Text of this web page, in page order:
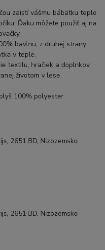
zaistí vášmu bábätku teplo
Ďaku môžete použiť aj na
bavlnu, z druhej strany
v teple.
textilu, hračiek a doplnkov
životom v lese.
100% polyester
2651 BD, Nizozemsko
2651 BD, Nizozemsko